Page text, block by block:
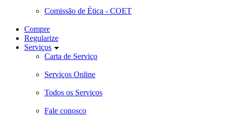
Comissão de Ética - COET
Compre
Regularize
Serviços
Carta de Serviço
Serviços Online
Todos os Serviços
Fale conosco